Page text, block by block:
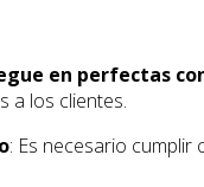
en perfectas
a los clientes.
: Es necesario